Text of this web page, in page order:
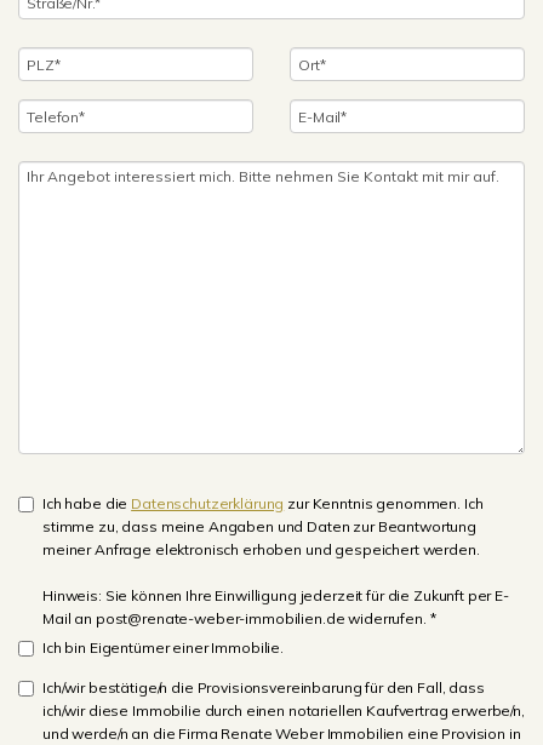
Ich habe die Datenschutzerklärung zur Kenntnis genommen. Ich
stimme zu, dass meine Angaben und Daten zur Beantwortung
meiner Anfrage elektronisch erhoben und gespeichert werden.
Hinweis: Sie können Ihre Einwilligung jederzeit für die Zukunft per E-
Mail an post@renate-weber-immobilien.de widerrufen. *
Ich bin Eigentümer einer Immobilie.
Ich/wir bestätige/n die Provisionsvereinbarung für den Fall, dass
ich/wir diese Immobilie durch einen notariellen Kaufvertrag erwerbe/n,
und werde/n an die Firma Renate Weber Immobilien eine Provision in